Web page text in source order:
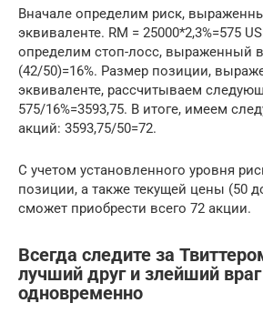
Вначале определим риск,
эквиваленте. RM = 25000*2,3%=575
определим стоп-лосс, выраженный
(42/50)=16%. Размер позиции,
эквиваленте, рассчитываем
575/16%=3593,75. В итоге, имеем
акций: 3593,75/50=72.
С учетом установленного уровня
позиции, а также текущей цены (50
сможет приобрести всего 72 акции.
Всегда следите за
лучший друг и злейший враг
одновременно